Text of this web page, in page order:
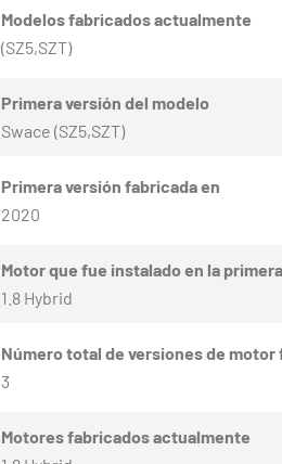
Modelos fabricados actualmente
(SZ5,SZT)
Primera versión del modelo
Swace (SZ5,SZT)
Primera versión fabricada en
2020
Motor que fue instalado en la
1.8 Hybrid
Número total de versiones de motor
3
Motores fabricados actualmente